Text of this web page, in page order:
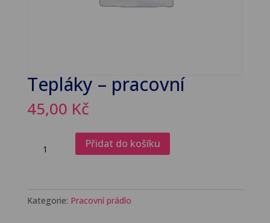
Tepláky – pracovní
45,00 Kč
Přidat do košíku
Kategorie: Pracovní prádlo